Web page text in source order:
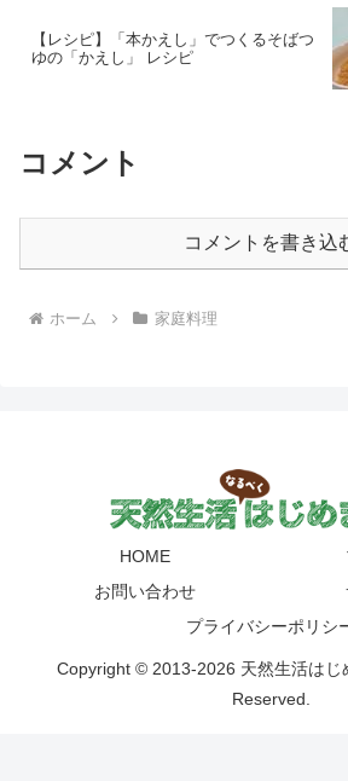
【レシピ】「本かえし」でつくるそばつ
ゆの「かえし」 レシピ
コメント
コメントを書き込
ホーム 家庭料理
HOME
お問い合わせ
プライバシーポリシ
Copyright © 2013-2026 天然生活はじ
Reserved.